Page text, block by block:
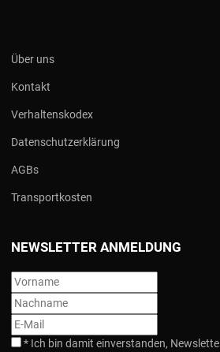
Über uns
Kontakt
Verhaltenskodex
Datenschutzerklärung
AGBs
Transportkosten
NEWSLETTER ANMELDUNG
* Ich bin damit einverstanden,